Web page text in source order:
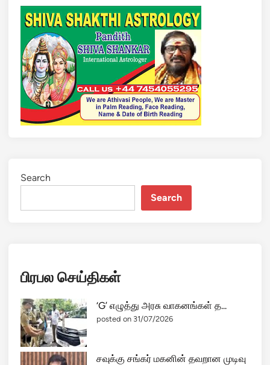
Search
Search
பிரபல செய்திகள்
‘G’ எழுத்து அரசு வாகனங்கள் த...
posted on 31/07/2026
சவுக்கு சங்கர் மகனின் தவறான முடிவு